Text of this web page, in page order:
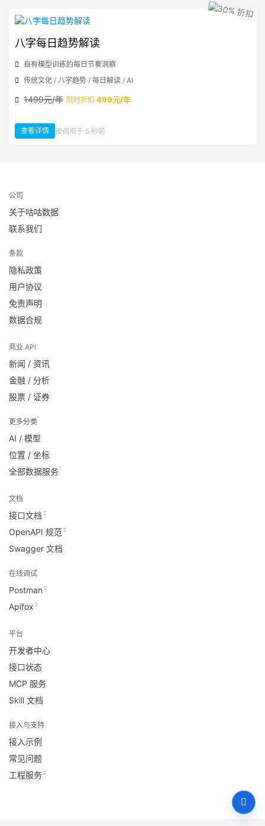
八字每日趋势解读
自有模型训练的每日节奏洞察
传统文化 / 八字趋势 / 每日解读 / AI
1499元/年 限时折扣 499元/年
查看详情：八字每日趋势解读
被调用于 5 秒前
公司
关于咕咕数据
联系我们
条款
隐私政策
用户协议
免责声明
数据合规
商业 API
新闻 / 资讯
金融 / 分析
股票 / 证券
更多分类
AI / 模型
位置 / 坐标
全部数据服务
文档
接口文档
OpenAPI 规范
Swagger 文档
在线调试
Postman
Apifox
平台
开发者中心
接口状态
MCP 服务
Skill 文档
接入与支持
接入示例
常见问题
工程服务